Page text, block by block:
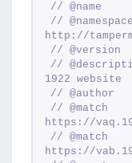
// @name
// @namespace
http://
//
//
1922 website
// @author
// @match
https://
// @match
https://